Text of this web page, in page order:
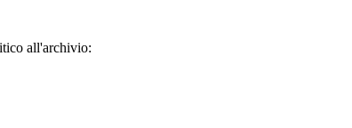
all'archivio: